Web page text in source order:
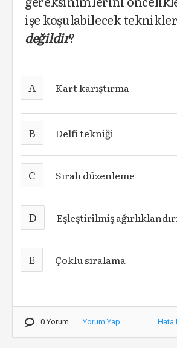
işe koşulabilecek
değildir?
A Kart karıştırma
B Delfi tekniği
C Sıralı düzenleme
D Eşleştirilmiş
E Çoklu sıralama
0 Yorum Yorum Yap Hata